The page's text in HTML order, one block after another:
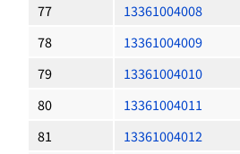
77
13361004008
78
13361004009
79
13361004010
80
13361004011
81
13361004012